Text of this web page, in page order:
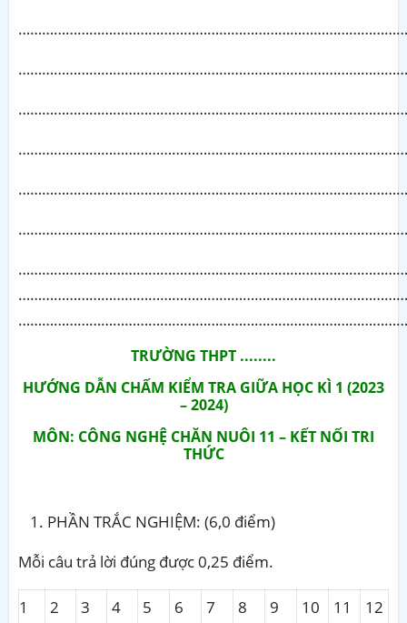
………………………………………………………………………………………
………………………………………………………………………………………
………………………………………………………………………………………
………………………………………………………………………………………
………………………………………………………………………………………
………………………………………………………………………………………
TRƯỜNG THPT ........
HƯỚNG DẪN CHẤM KIỂM TRA GIỮA HỌC KÌ 1 (2023
– 2024)
MÔN: CÔNG NGHỆ CHĂN NUÔI 11 – KẾT NỐI TRI
THỨC
PHẦN TRẮC NGHIỆM: (6,0 điểm)
Mỗi câu trả lời đúng được 0,25 điểm.
1 2 3 4 5 6 7 8 9 10 11 12